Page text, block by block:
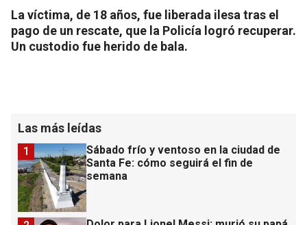
La víctima, de 18 años, fue liberada ilesa tras el
pago de un rescate, que la Policía logró recuperar.
Un custodio fue herido de bala.
Las más leídas
Sábado frío y ventoso en la ciudad de
Santa Fe: cómo seguirá el fin de
semana
1